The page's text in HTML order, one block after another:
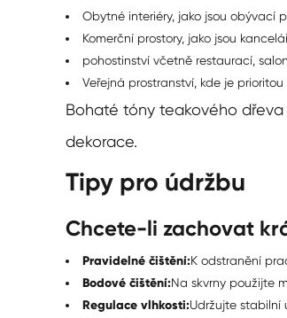
Obytné interiéry, jako jsou obývací
Komerční prostory, jako jsou
pohostinství včetně restaurací,
Veřejná prostranství, kde je
Bohaté tóny teakového
dekorace.
Tipy pro údržbu
Chcete-li zachovat
Pravidelné čištění:K odstranění
Bodové čištění:Na skvrny použijte
Regulace vlhkosti:Udržujte stabilní